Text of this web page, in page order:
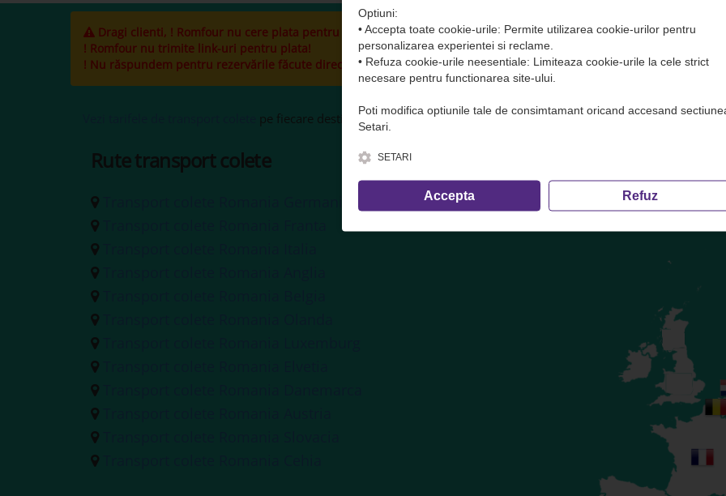
Dragi clienti, ! Romfour nu cere plata pentru colete( transport marfa) in avans. Plata se face DOAR pe site sau
! Romfour nu trimite link-uri pentru plata!
! Nu răspundem pentru rezervările făcute direct la șofer și cele care nu trec prin dispecerat!
pe fiecare destinație, inclusiv calculul volumetric ·condițiile de transport
Rute transport colete
Optiuni:
• Accepta toate cookie-urile: Permite utilizarea cookie-urilor pentru
personalizarea experientei si reclame.
• Refuza cookie-urile neesentiale: Limiteaza cookie-urile la cele strict
necesare pentru functionarea site-ului.
Poti modifica optiunile tale de consimtamant oricand accesand
Setari.
SETARI
Accepta Refuz